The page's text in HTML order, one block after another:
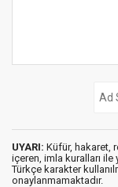
UYARI: Küfür, hakaret,
içeren, imla kuralları ile
Türkçe karakter
onaylanmamaktadır.